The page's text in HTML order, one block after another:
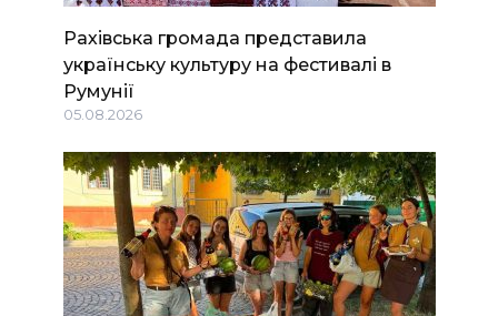
Рахівська громада представила
українську культуру на фестивалі в
Румунії
05.08.2026